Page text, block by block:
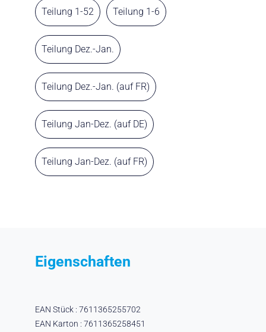
Teilung 1-52 Teilung 1-6
Teilung Dez.-Jan.
Teilung Dez.-Jan. (auf FR)
Teilung Jan-Dez. (auf DE)
Teilung Jan-Dez. (auf FR)
Eigenschaften
EAN Stück : 7611365255702
EAN Karton : 7611365258451